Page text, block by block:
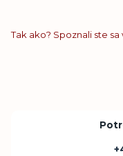
Tak ako? Spoznali ste